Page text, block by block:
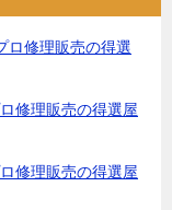
修理販売の得選
修理販売の得選屋
修理販売の得選屋